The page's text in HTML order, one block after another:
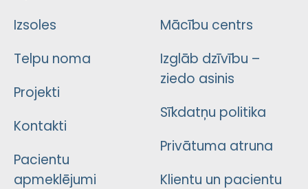
Izsoles
Telpu noma
Projekti
Kontakti
Pacientu
apmeklējumi
Mācību centrs
Izglāb dzīvību –
ziedo asinis
Sīkdatņu politika
Privātuma atruna
Klientu un pacientu